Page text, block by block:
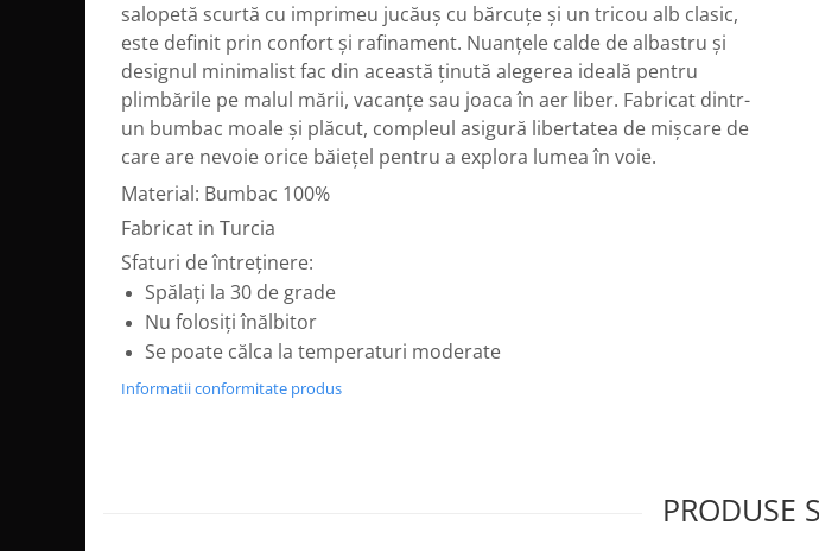
salopetă scurtă cu imprimeu jucăuș cu bărcuțe și un tricou alb clasic,
este definit prin confort și rafinament. Nuanțele calde de albastru și
designul minimalist fac din această ținută alegerea ideală pentru
plimbările pe malul mării, vacanțe sau joaca în aer liber. Fabricat dintr-
un bumbac moale și plăcut, compleul asigură libertatea de mișcare de
care are nevoie orice băiețel pentru a explora lumea în voie.
Material: Bumbac 100%
Fabricat in Turcia
Sfaturi de întreținere:
Spălați la 30 de grade
Nu folosiți înălbitor
Se poate călca la temperaturi moderate
Informatii conformitate produs
PRODUSE